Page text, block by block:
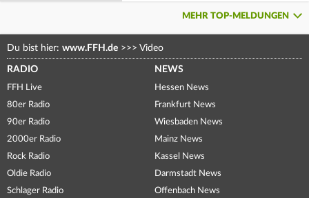
MEHR TOP-MELDUNGEN
Du bist hier: www.FFH.de >>> Video
RADIO
FFH Live
80er Radio
90er Radio
2000er Radio
Rock Radio
Oldie Radio
Schlager Radio
NEWS
Hessen News
Frankfurt News
Wiesbaden News
Mainz News
Kassel News
Darmstadt News
Offenbach News